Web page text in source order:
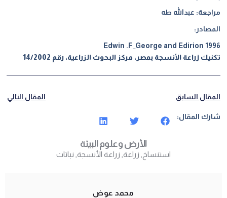
مراجعة: عبدالله طه
المصادر :
Edwin .F_George and Edirion 1996
تكنيك زراعة الأنسجة بمصر، مركز البحوث الزراعية، رقم 14/2002
المقال السابق المقال التالي
شارك المقال:
الأرض وعلوم البيئة
استنساخ زراعة زراعة الأنسجة نباتات
محمد عوض